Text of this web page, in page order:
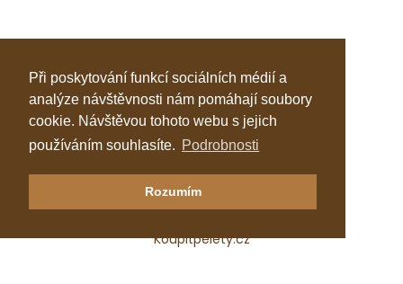
Při poskytování funkcí sociálních médií a
analýze návštěvnosti nám pomáhají soubory
cookie. Návštěvou tohoto webu s jejich
používáním souhlasíte. Podrobnosti
Rozumím
Klastr Česká peleta
Katalog topenářů
Koupitpelety.cz